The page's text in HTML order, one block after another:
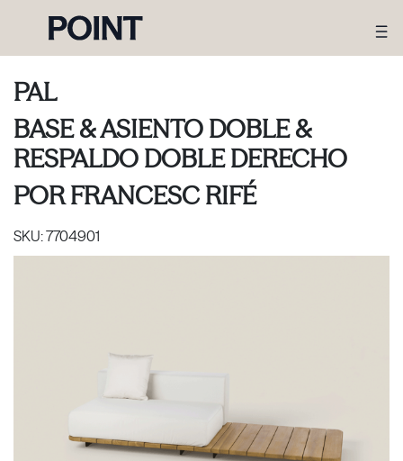
PAL
BASE & ASIENTO DOBLE &
RESPALDO DOBLE DERECHO
PORFRANCESC RIFÉ
SKU:7704901